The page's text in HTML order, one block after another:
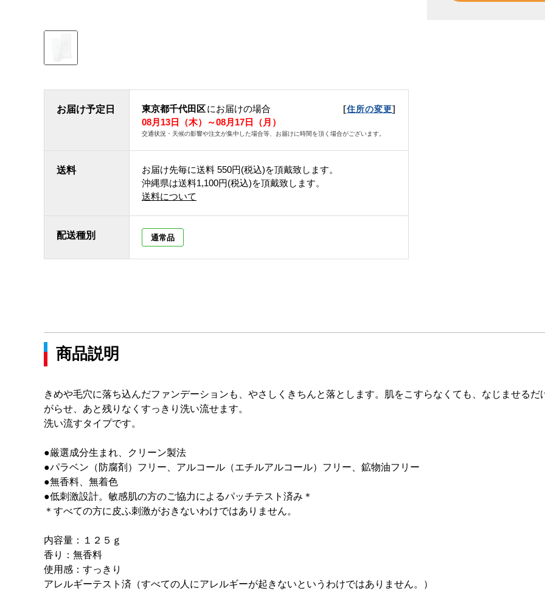
お届け予定日 東京都千代田区にお届けの場合 [住所の変更]
08月13日（木）～08月17日（月）
交通状況・天候の影響や注文が集中した場合等、お届けに時間を頂く場合がございます。
送料 お届け先毎に送料 550円(税込)を頂戴致します。
沖縄県は送料1,100円(税込)を頂戴致します。
送料について
配送種別 通常品
商品説明
きめや毛穴に落ち込んだファンデーションも、やさしくきちんと落とします。肌をこすらなくても、なじませるだ
がらせ、あと残りなくすっきり洗い流せます。
洗い流すタイプです。
●厳選成分生まれ、クリーン製法
●パラベン（防腐剤）フリー、アルコール（エチルアルコール）フリー、鉱物油フリー
●無香料、無着色
●低刺激設計。敏感肌の方のご協力によるパッチテスト済み＊
＊すべての方に皮ふ刺激がおきないわけではありません。
内容量：１２５ｇ
香り：無香料
使用感：すっきり
アレルギーテスト済（すべての人にアレルギーが起きないというわけではありません。）